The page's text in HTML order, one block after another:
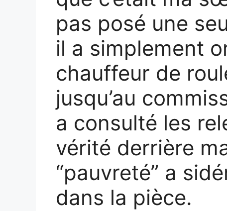
pas posé une
il a simplement
chauffeur de
jusqu’au
a consulté les
vérité derrière
“pauvreté” a
dans la pièce.